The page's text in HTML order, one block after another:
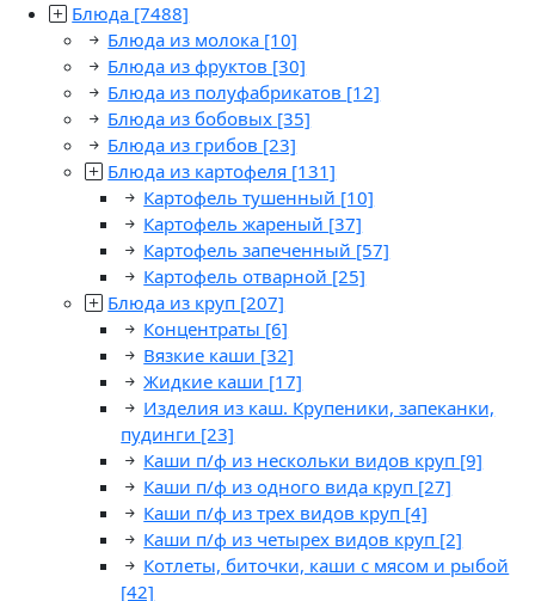
Блюда [7488]
Блюда из молока [10]
Блюда из фруктов [30]
Блюда из полуфабрикатов [12]
Блюда из бобовых [35]
Блюда из грибов [23]
Блюда из картофеля [131]
Картофель тушенный [10]
Картофель жареный [37]
Картофель запеченный [57]
Картофель отварной [25]
Блюда из круп [207]
Концентраты [6]
Вязкие каши [32]
Жидкие каши [17]
Изделия из каш. Крупеники, запеканки,
пудинги [23]
Каши п/ф из нескольки видов круп [9]
Каши п/ф из одного вида круп [27]
Каши п/ф из трех видов круп [4]
Каши п/ф из четырех видов круп [2]
Котлеты, биточки, каши с мясом и рыбой
[42]